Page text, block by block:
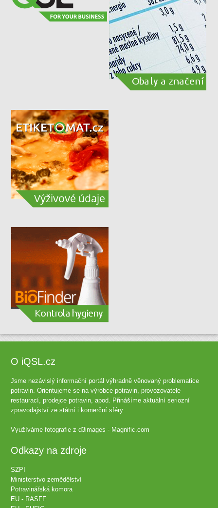
O iQSL.cz
Jsme nezávislý informační portál výhradně věnovaný problematice
potravin. Orientujeme se na výrobce potravin, provozovatele
restaurací, prodejce potravin, apod. Přinášíme aktuální seriozní
zpravodajství ze státní i komerční sféry.
Využíváme fotografie zd3images - Magnific.com
Odkazy na zdroje
SZPI
Ministerstvo zemědělství
Potravinářská komora
EU - RASFF